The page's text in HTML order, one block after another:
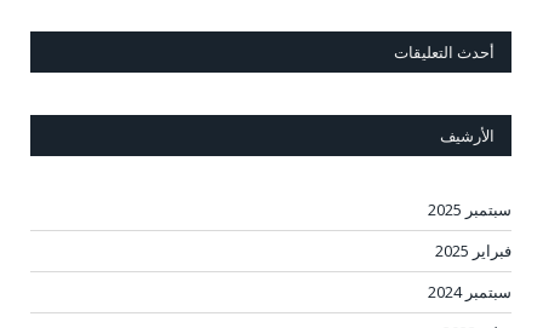
أحدث التعليقات
الأرشيف
سبتمبر 2025
فبراير 2025
سبتمبر 2024